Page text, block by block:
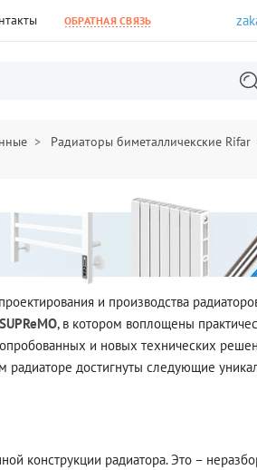
ОБРАТНАЯ СВЯЗЬ
Радиаторы биметалличекские Rifar
и производства
SUPReMO, в котором воплощены
опробованных и новых технических
радиаторе достигнуты следующие
конструкции радиатора. Это –